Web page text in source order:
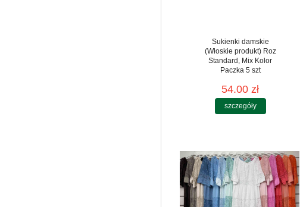
Sukienki damskie
(Włoskie produkt) Roz
Standard, Mix Kolor
Paczka 5 szt
54.00 zł
szczegóły